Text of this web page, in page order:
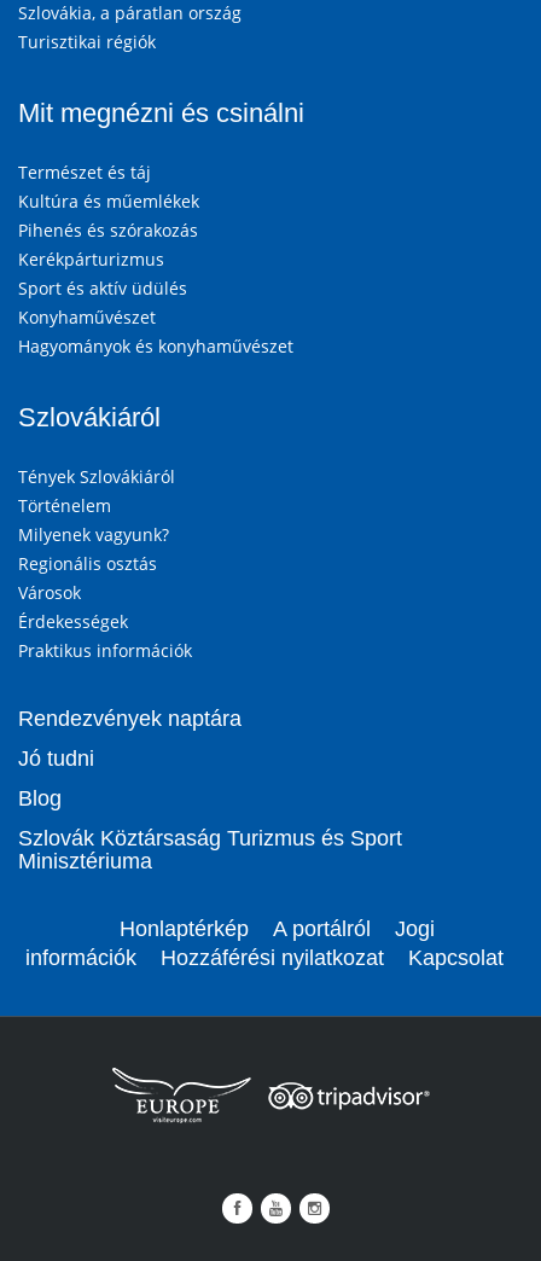
Szlovákia, a páratlan ország
Turisztikai régiók
Mit megnézni és csinálni
Természet és táj
Kultúra és műemlékek
Pihenés és szórakozás
Kerékpárturizmus
Sport és aktív üdülés
Konyhaművészet
Hagyományok és konyhaművészet
Szlovákiáról
Tények Szlovákiáról
Történelem
Milyenek vagyunk?
Regionális osztás
Városok
Érdekességek
Praktikus információk
Rendezvények naptára
Jó tudni
Blog
Szlovák Köztársaság Turizmus és Sport
Minisztériuma
Honlaptérkép A portálról
Jogi
információk
Hozzáférési nyilatkozat Kapcsolat